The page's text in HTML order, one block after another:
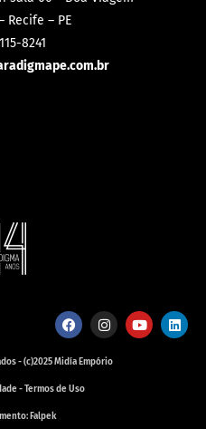
Recife – PE
8241
- Termos de Uso